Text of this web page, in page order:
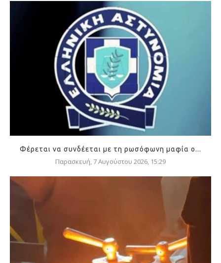
Φέρεται να συνδέεται με τη ρωσόφωνη μαφία ο...
Παρασκευή, 7 Αυγούστου 2026, 15:29